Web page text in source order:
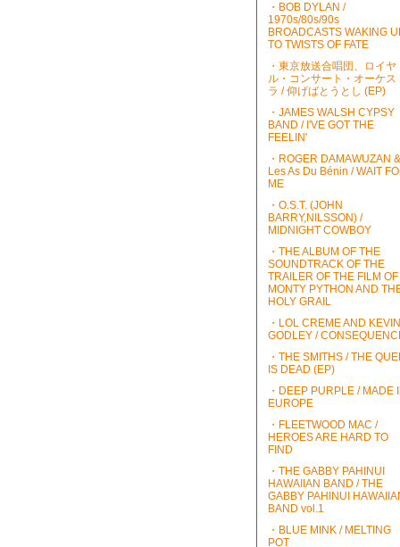
・BOB DYLAN /
1970s/80s/90s
BROADCASTS WAKING
TO TWISTS OF FATE
・東京放送合唱団、ロイヤ
ル・コンサート・オーケス
ラ / 仰げばとうとし (EP)
・JAMES WALSH CYPSY
BAND / I'VE GOT THE
FEELIN'
・ROGER DAMAWUZAN &
Les As Du Bénin / WAIT
ME
・O.S.T. (JOHN
BARRY,NILSSON) /
MIDNIGHT COWBOY
・THE ALBUM OF THE
SOUNDTRACK OF THE
TRAILER OF THE FILM OF
MONTY PYTHON AND
HOLY GRAIL
・LOL CREME AND KEVIN
GODLEY /
・THE SMITHS / THE
IS DEAD (EP)
・DEEP PURPLE / MADE
EUROPE
・FLEETWOOD MAC /
HEROES ARE HARD TO
FIND
・THE GABBY PAHINUI
HAWAIIAN BAND / THE
GABBY PAHINUI
BAND vol.1
・BLUE MINK / MELTING
POT